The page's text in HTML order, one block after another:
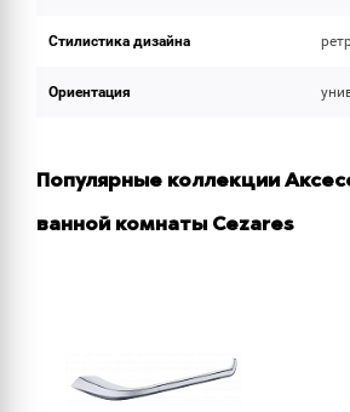
Стилистика дизайна
Ориентация
Популярные коллекции
ванной комнаты Cezares